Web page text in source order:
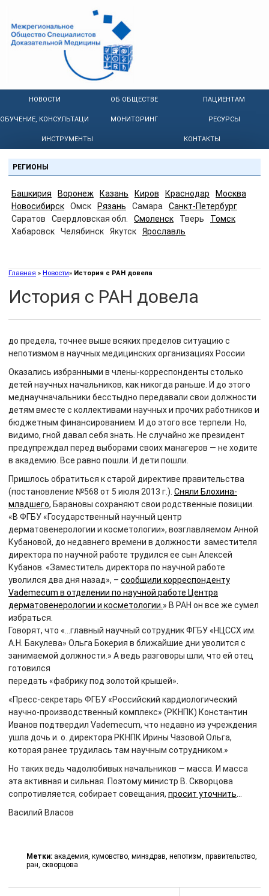
НОВОСТИ ОБ ОБЩЕСТВЕ ПАЦИЕНТАМ
ОБУЧЕНИЕ, КОНСУЛЬТАЦИИ МОНИТОРИНГ РЕСУРСЫ
ИНСТРУМЕНТЫ КОНТАКТЫ
РЕГИОНЫ
Башкирия Воронеж Казань Киров Краснодар
Москва
Новосибирск
Омск Рязань Самара
Санкт-Петербург
Саратов
Свердловская обл. Смоленск Тверь
Томск
Хабаровск
Челябинск Якутск Ярославль
Главная » Новости» История с РАН довела
История с РАН довела
до предела, точнее выше всяких пределов ситуацию с
непотизмом в научных медицинских организациях России
Оказались избранными в члены-корреспонденты столько
детей научных начальников, как никогда раньше. И до этого
меднаучначальники бесстыдно передавали свои должности
детям вместе с коллективами научных и прочих работников и
бюджетным финансированием. И до этого все терпели. Но,
видимо, гной давал себя знать. Не случайно же президент
предупреждал перед выборами своих манагеров — не ходите
в академию. Все равно пошли. И дети пошли.
Пришлось обратиться к старой директиве правительства
(постановление №568 от 5 июля 2013 г.). Сняли Блохина-
младшего, Барановы сохраняют свои родственные позиции.
«В ФГБУ «Государственный научный центр
дерматовенерологии и косметологии», возглавляемом Анной
Кубановой, до недавнего времени в должности заместителя
директора по научной работе трудился ее сын Алексей
Кубанов. «Заместитель директора по научной работе
уволился два дня назад», – сообщили корреспонденту
Vademecum в отделении по научной работе Центра
дерматовенерологии и косметологии. » В РАН он все же сумел
избраться.
Говорят, что «…главный научный сотрудник ФГБУ «НЦССХ им.
А.Н. Бакулева» Ольга Бокерия в ближайшие дни уволится с
занимаемой должности.» А ведь разговоры шли, что ей отец
готовился
передать «фабрику под золотой крышей».
«Пресс-секретарь ФГБУ «Российский кардиологический
научно-производственный комплекс» (РКНПК) Константин
Иванов подтвердил Vademecum, что недавно из учреждения
ушла дочь и. о. директора РКНПК Ирины Чазовой Ольга,
которая ранее трудилась там научным сотрудником.»
Но таких ведь чадолюбивых начальников — масса. И масса
эта активная и сильная. Поэтому министр В. Скворцова
сопротивляется, собирает совещания, просит уточнить
Василий Власов
Метки: академия, кумовство, минздрав, непотизм, правительство,
ран, скворцова